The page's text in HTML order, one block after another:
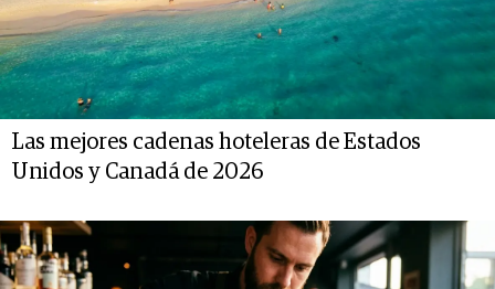
Las mejores cadenas hoteleras de Estados
Unidos y Canadá de 2026